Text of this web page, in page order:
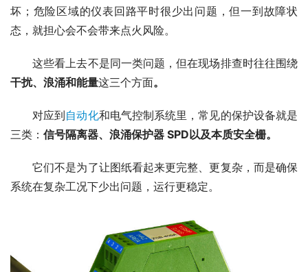
坏；危险区域的仪表回路平时很少出问题，但一到故障状
态，就担心会不会带来点火风险。
这些看上去不是同一类问题，但在现场排查时往往围绕
干扰、浪涌和能量这三个方面。
对应到自动化和电气控制系统里，常见的保护设备就是
三类： 信号隔离器、浪涌保护器 SPD以及本质安全栅。
它们不是为了让图纸看起来更完整、更复杂，而是确保
系统在复杂工况下少出问题，运行更稳定。